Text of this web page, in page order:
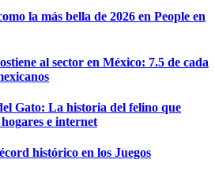
la más bella de 2026 en People en
al sector en México: 7.5 de cada
Gato: La historia del felino que
e internet
histórico en los Juegos